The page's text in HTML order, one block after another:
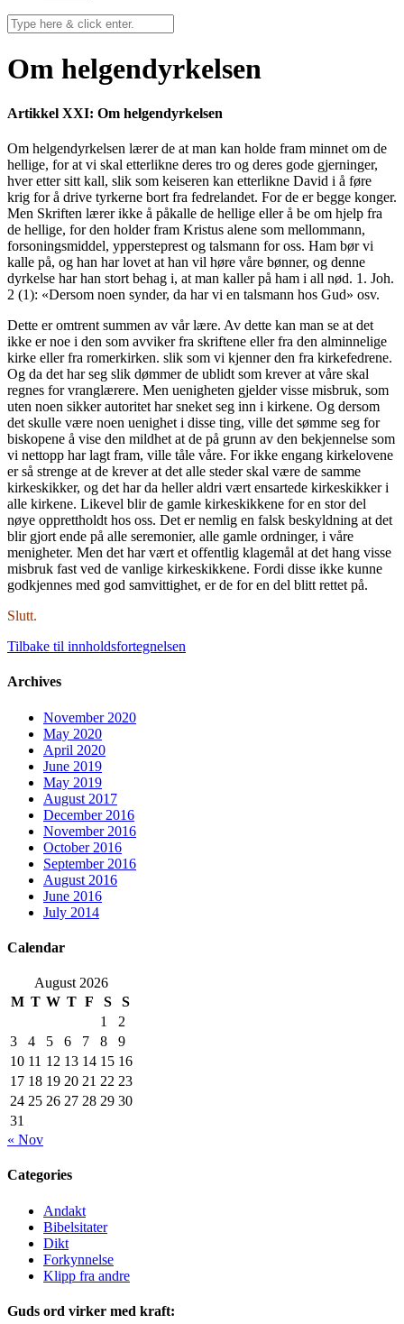
Om helgendyrkelsen
Artikkel XXI: Om helgendyrkelsen
Om helgendyrkelsen lærer de at man kan holde fram minnet om de
hellige, for at vi skal etterlikne deres tro og deres gode gjerninger,
hver etter sitt kall, slik som keiseren kan etterlikne David i å føre
krig for å drive tyrkerne bort fra fedrelandet. For de er begge konger.
Men Skriften lærer ikke å påkalle de hellige eller å be om hjelp fra
de hellige, for den holder fram Kristus alene som mellommann,
forsoningsmiddel, yppersteprest og talsmann for oss. Ham bør vi
kalle på, og han har lovet at han vil høre våre bønner, og denne
dyrkelse har han stort behag i, at man kaller på ham i all nød. 1. Joh.
2 (1): «Dersom noen synder, da har vi en talsmann hos Gud» osv.
Dette er omtrent summen av vår lære. Av dette kan man se at det
ikke er noe i den som avviker fra skriftene eller fra den alminnelige
kirke eller fra romerkirken. slik som vi kjenner den fra kirkefedrene.
Og da det har seg slik dømmer de ublidt som krever at våre skal
regnes for vranglærere. Men uenigheten gjelder visse misbruk, som
uten noen sikker autoritet har sneket seg inn i kirkene. Og dersom
det skulle være noen uenighet i disse ting, ville det sømme seg for
biskopene å vise den mildhet at de på grunn av den bekjennelse som
vi nettopp har lagt fram, ville tåle våre. For ikke engang kirkelovene
er så strenge at de krever at det alle steder skal være de samme
kirkeskikker, og det har da heller aldri vært ensartede kirkeskikker i
alle kirkene. Likevel blir de gamle kirkeskikkene for en stor del
nøye opprettholdt hos oss. Det er nemlig en falsk beskyldning at det
blir gjort ende på alle seremonier, alle gamle ordninger, i våre
menigheter. Men det har vært et offentlig klagemål at det hang visse
misbruk fast ved de vanlige kirkeskikkene. Fordi disse ikke kunne
godkjennes med god samvittighet, er de for en del blitt rettet på.
Slutt.
Tilbake til innholdsfortegnelsen
Archives
November 2020
May 2020
April 2020
June 2019
May 2019
August 2017
December 2016
November 2016
October 2016
September 2016
August 2016
June 2016
July 2014
Calendar
August 2026
M T W T F S
S
1
2
3
4 5 6 7 8
9
10 11 12 13 14 15 16
17 18 19 20 21 22 23
24 25 26 27 28 29 30
31
« Nov
Categories
Andakt
Bibelsitater
Dikt
Forkynnelse
Klipp fra andre
Guds ord virker med kraft: